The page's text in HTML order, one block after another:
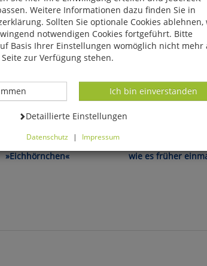
Pflegeleicht und strapazierfähig!
»Eichhörnchen«
wie es früher
Weitere Informationen dazu finden Sie in
Sollten Sie optionale Cookies ablehnen,
notwendigen Cookies fortgeführt. Bitte
Basis Ihrer Einstellungen womöglich nicht mehr
zur Verfügung stehen.
Datenverarbeitung -
Ich bin einverstanden
-
Datenverarbeitung -
Detaillierte Einstellungen
Datenschutz | Impressum
Ihr Besuch nur mit zwingend notwendigen